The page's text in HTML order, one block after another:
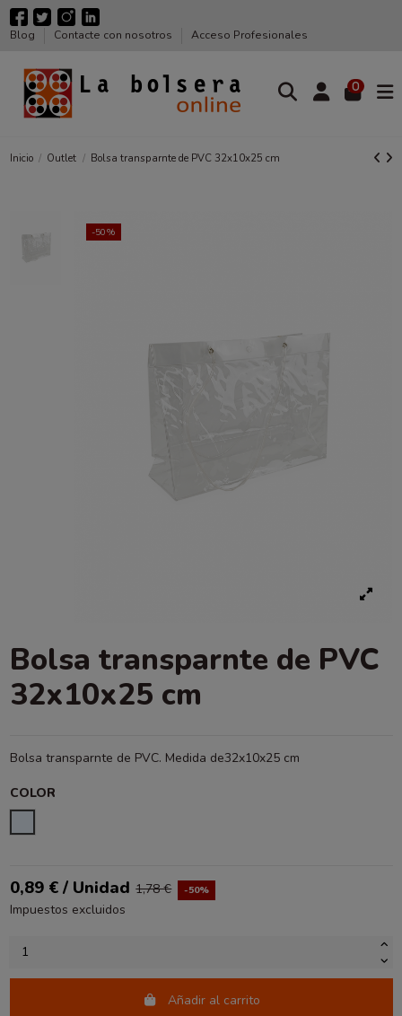
Blog Contacte con nosotros Acceso Profesionales
0
Inicio Outlet Bolsa transparnte de PVC 32x10x25 cm
-50%
Bolsa transparnte de PVC
32x10x25 cm
Bolsa transparnte de PVC. Medida de32x10x25 cm
COLOR
0,89 € / Unidad 1,78 € -50%
Impuestos excluidos
Añadir al carrito